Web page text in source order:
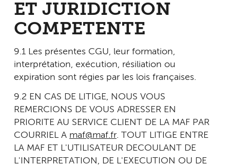
ET JURIDICTION
COMPETENTE
9.1 Les présentes CGU, leur formation,
interprétation, exécution, résiliation ou
expiration sont régies par les lois françaises.
9.2 EN CAS DE LITIGE, NOUS VOUS
REMERCIONS DE VOUS ADRESSER EN
PRIORITE AU SERVICE CLIENT DE LA MAF PAR
COURRIEL A maf@maf.fr . TOUT LITIGE ENTRE
LA MAF ET L'UTILISATEUR DECOULANT DE
L'INTERPRETATION, DE L'EXECUTION OU DE